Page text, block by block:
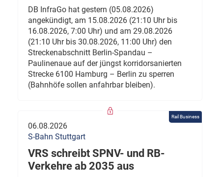
DB InfraGo hat gestern (05.08.2026)
angekündigt, am 15.08.2026 (21:10 Uhr bis
16.08.2026, 7:00 Uhr) und am 29.08.2026
(21:10 Uhr bis 30.08.2026, 11:00 Uhr) den
Streckenabschnitt Berlin-Spandau –
Paulinenaue auf der jüngst korridorsanierten
Strecke 6100 Hamburg – Berlin zu sperren
(Bahnhöfe sollen anfahrbar bleiben).
Rail Business
06.08.2026
S-Bahn Stuttgart
VRS schreibt SPNV- und RB-
Verkehre ab 2035 aus